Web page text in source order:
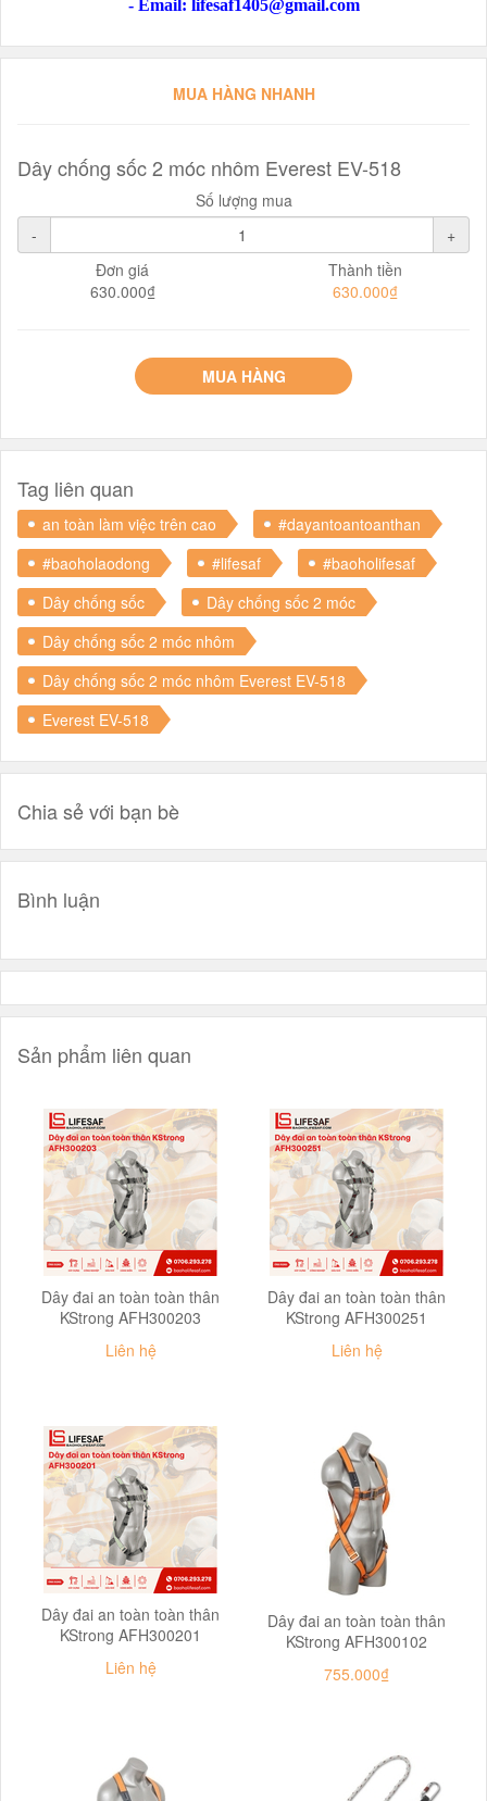
- Email: lifesaf1405@gmail.com
MUA HÀNG NHANH
Dây chống sốc 2 móc nhôm Everest EV-518
Số lượng mua
-
+
Đơn giá
630.000₫
Thành tiền
630.000₫
MUA HÀNG
Tag liên quan
an toàn làm việc trên cao
#dayantoantoanthan
#baoholaodong
#lifesaf
#baoholifesaf
Dây chống sốc
Dây chống sốc 2 móc
Dây chống sốc 2 móc nhôm
Dây chống sốc 2 móc nhôm Everest EV-518
Everest EV-518
Chia sẻ với bạn bè
Bình luận
Sản phẩm liên quan
Dây đai an toàn toàn thân
KStrong AFH300203
Liên hệ
Dây đai an toàn toàn thân
KStrong AFH300251
Liên hệ
Dây đai an toàn toàn thân
KStrong AFH300201
Liên hệ
Dây đai an toàn toàn thân
KStrong AFH300102
755.000₫